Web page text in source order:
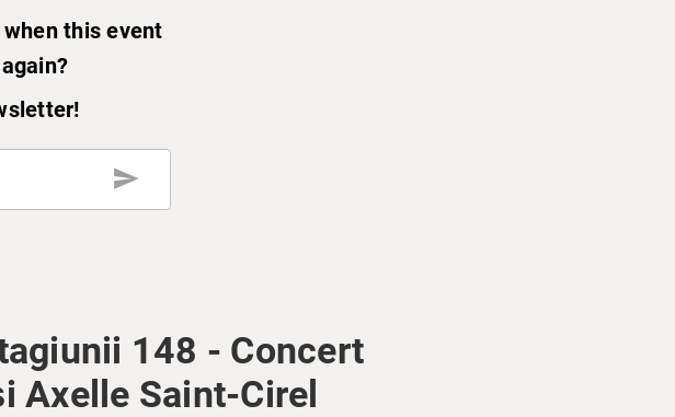
this event
send
148 - Concert
Axelle Saint-Cirel